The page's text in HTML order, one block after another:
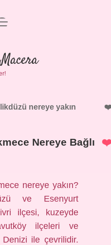
nereye yakın
Nereye Bağlı
nereye yakın?
ve Esenyurt
ilçesi, kuzeyde
ilçeleri ve
ile çevrilidir.